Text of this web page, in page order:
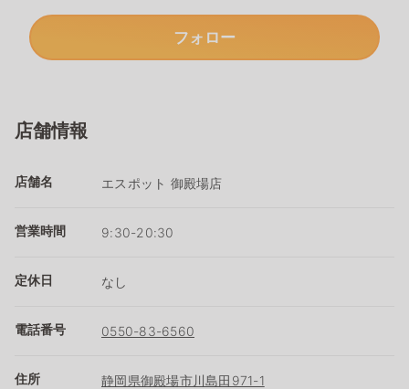
フォロー
店舗情報
店舗名 エスポット 御殿場店
営業時間 9:30-20:30
定休日 なし
電話番号 0550-83-6560
住所 静岡県御殿場市川島田971-1